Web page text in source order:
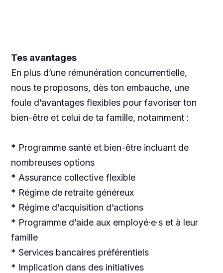
Tes avantages
En plus d’une rémunération concurrentielle,
nous te proposons, dès ton embauche, une
foule d’avantages flexibles pour favoriser ton
bien-être et celui de ta famille, notamment :
* Programme santé et bien-être incluant de
nombreuses options
* Assurance collective flexible
* Régime de retraite généreux
* Régime d’acquisition d’actions
* Programme d’aide aux employé·e·s et à leur
famille
* Services bancaires préférentiels
* Implication dans des initiatives